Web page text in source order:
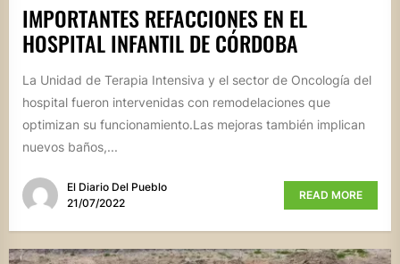
IMPORTANTES REFACCIONES EN EL
HOSPITAL INFANTIL DE CÓRDOBA
La Unidad de Terapia Intensiva y el sector de Oncología del
hospital fueron intervenidas con remodelaciones que
optimizan su funcionamiento.Las mejoras también implican
nuevos baños,...
El Diario Del Pueblo
21/07/2022
READ MORE